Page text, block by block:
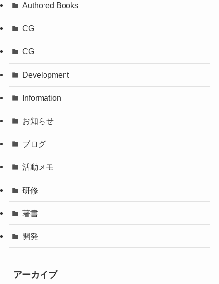
Authored Books
CG
CG
Development
Information
お知らせ
ブログ
活動メモ
研修
著書
開発
アーカイブ